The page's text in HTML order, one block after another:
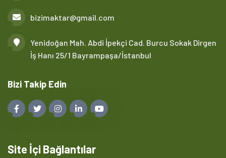
bizimaktar@gmail.com
Yenidoğan Mah. Abdi İpekçi Cad. Burcu Sokak Dirgen
İş Hanı 25/1 Bayrampaşa/İstanbul
Bizi Takip Edin
Site İçi Bağlantılar